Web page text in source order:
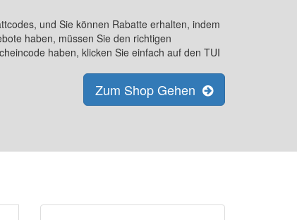
und Sie können Rabatte erhalten, indem
haben, müssen Sie den richtigen
haben, klicken Sie einfach auf den TUI
Zum Shop Gehen